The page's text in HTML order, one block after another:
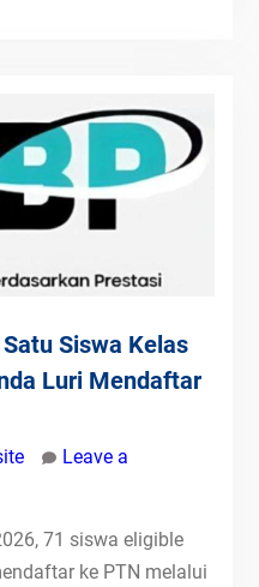
Siswa Kelas
Luri Mendaftar
Leave a
71 siswa eligible
ke PTN melalui